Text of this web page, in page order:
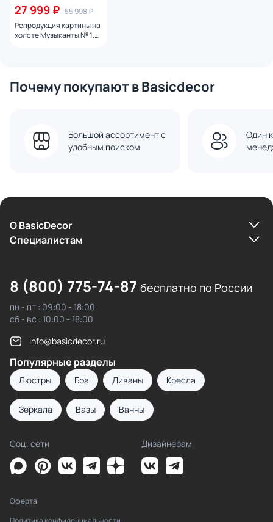
27 999 ₽ 55 998 ₽
Репродукция картины на
холсте Музыканты № 1,
Почему покупают в Basicdecor
Большой ассортимент с
удобным поиском
Один
О BasicDecor
Cпециалистам
8 (800) 775-74-87 бесплатно по России
пн - пт : 09:00 - 18:00
сб - вс : 10:00 - 18:00
info@basicdecor.ru
Популярные разделы
Люстры Бра Диваны Кресла
Зеркала Вазы Ванны
Соц. сети Дизайнерам
Оферта